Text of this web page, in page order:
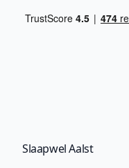
Slaapwel Aalst